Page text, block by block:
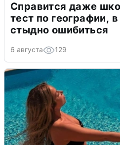
Справится даже
тест по географии,
стыдно ошибиться
6 августа 129